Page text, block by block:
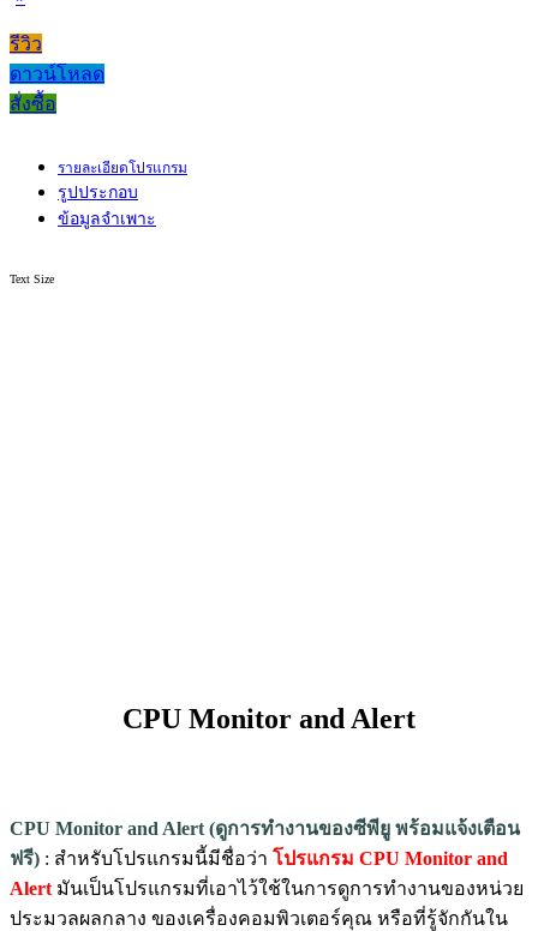
รีวิว
ดาวน์โหลด
สั่งซื้อ
รายละเอียดโปรแกรม
รูปประกอบ
ข้อมูลจำเพาะ
Text Size
CPU Monitor and Alert
CPU Monitor and Alert (ดูการทำงานของซีพียู พร้อมแจ้งเตือน
ฟรี) : สำหรับโปรแกรมนี้มีชื่อว่า โปรแกรม CPU Monitor and
Alert มันเป็นโปรแกรมที่เอาไว้ใช้ในการดูการทำงานของหน่วย
ประมวลผลกลาง ของเครื่องคอมพิวเตอร์คุณ หรือที่รู้จักกันใน